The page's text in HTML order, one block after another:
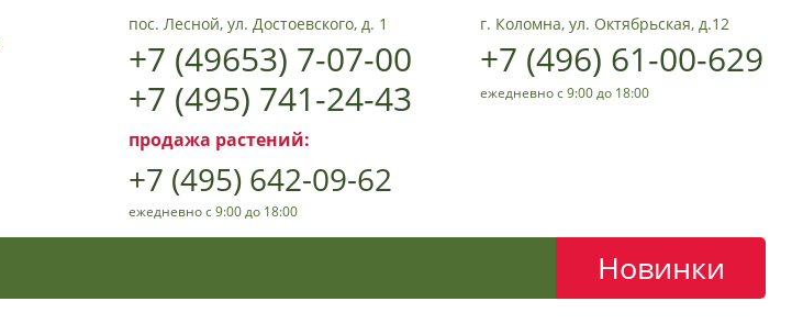
пос. Лесной, ул. Достоевского, д. 1
+7 (49653) 7-07-00
+7 (495) 741-24-43
продажа растений:
+7 (495) 642-09-62
ежедневно с 9:00 до 18:00
г. Коломна, ул. Октябрьская, д.12
+7 (496) 61-00-629
ежедневно с 9:00 до 18:00
Новинки